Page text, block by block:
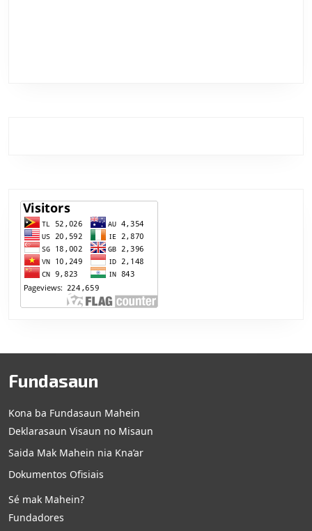
Fundasaun
Kona ba Fundasaun Mahein
Deklarasaun Visaun no Misaun
Saida Mak Mahein nia Kna’ar
Dokumentos Ofisiais
Sé mak Mahein?
Fundadores